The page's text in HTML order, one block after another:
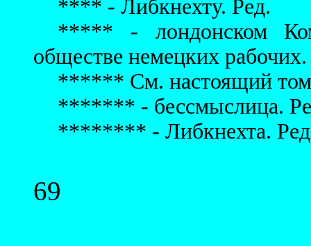
**** - Либкнехту. Ред.
***** - лондонском
обществе немецких
****** См. настоящий
******* - бессмыслица.
******** - Либкнехта.
69